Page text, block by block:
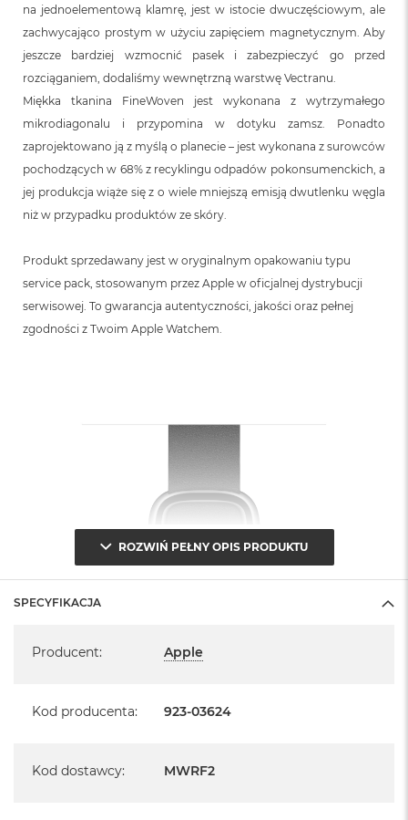
na jednoelementową klamrę, jest w istocie dwuczęściowym, ale
zachwycająco prostym w użyciu zapięciem magnetycznym. Aby
jeszcze bardziej wzmocnić pasek i zabezpieczyć go przed
rozciąganiem, dodaliśmy wewnętrzną warstwę Vectranu.
Miękka tkanina FineWoven jest wykonana z wytrzymałego
mikrodiagonalu i przypomina w dotyku zamsz. Ponadto
zaprojektowano ją z myślą o planecie – jest wykonana z surowców
pochodzących w 68% z recyklingu odpadów pokonsumenckich, a
jej produkcja wiąże się z o wiele mniejszą emisją dwutlenku węgla
niż w przypadku produktów ze skóry.
Produkt sprzedawany jest w oryginalnym opakowaniu typu
service pack, stosowanym przez Apple w oficjalnej dystrybucji
serwisowej. To gwarancja autentyczności, jakości oraz pełnej
zgodności z Twoim Apple Watchem.
ROZWIŃ PEŁNY OPIS PRODUKTU
SPECYFIKACJA
Producent: Apple
Kod producenta: 923-03624
Kod dostawcy: MWRF2